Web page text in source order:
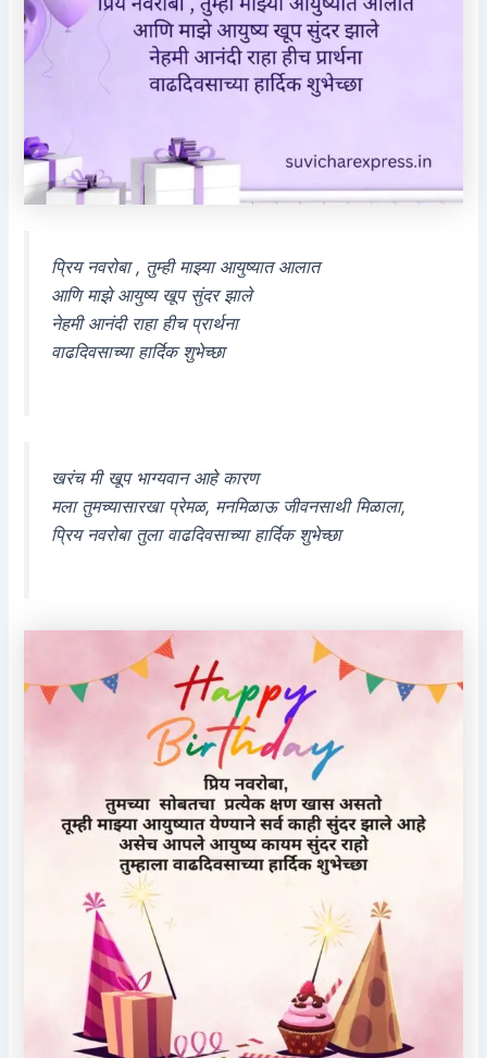
प्रिय नवरोबा , तुम्ही माझ्या आयुष्यात आलात
आणि माझे आयुष्य खूप सुंदर झाले
नेहमी आनंदी राहा हीच प्रार्थना
वाढदिवसाच्या हार्दिक शुभेच्छा
खरंच मी खूप भाग्यवान आहे कारण
मला तुमच्यासारखा प्रेमळ, मनमिळाऊ जीवनसाथी मिळाला,
प्रिय नवरोबा तुला वाढदिवसाच्या हार्दिक शुभेच्छा